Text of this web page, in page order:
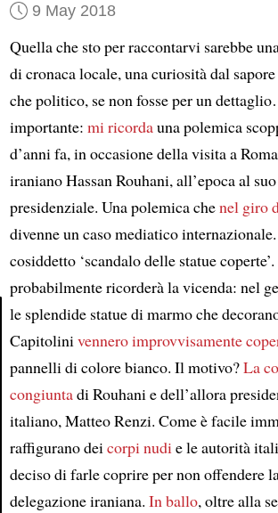
Article
9 May 2018
Quella che sto per raccontarvi sarebbe
di cronaca locale, una curiosità dal
che politico, se non fosse per un
importante: mi ricordauna polemica
d’anni fa, in occasione della visita a
iraniano Hassan Rouhani, all’epoca al
presidenziale. Una polemica chenel giro
divenne un caso mediatico
cosiddetto ‘scandalo delle statue
probabilmente ricorderà la vicenda: nel
le splendide statue di marmo che
Capitolinivennero improvvisamente
pannelli di colore bianco. Il motivo?La
congiuntadi Rouhani e dell’allora
italiano, Matteo Renzi. Come è facile
raffigurano deicorpi nudie le autorità
deciso di farle coprire per non offendere
delegazione iraniana. In ballo, oltre alla